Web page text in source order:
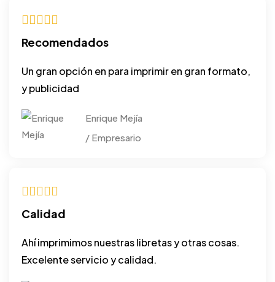
Recomendados
Un gran opción en para imprimir en gran formato,
y publicidad
Enrique Mejía
/ Empresario
Calidad
Ahí imprimimos nuestras libretas y otras cosas.
Excelente servicio y calidad.